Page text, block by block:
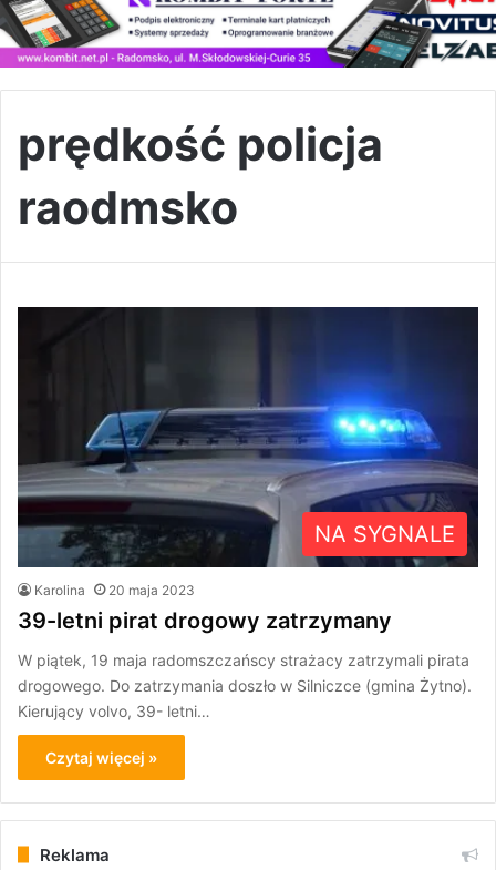
prędkość policja
raodmsko
NA SYGNALE
Karolina 20 maja 2023
39-letni pirat drogowy zatrzymany
W piątek, 19 maja radomszczańscy strażacy zatrzymali pirata
drogowego. Do zatrzymania doszło w Silniczce (gmina Żytno).
Kierujący volvo, 39- letni…
Czytaj więcej »
Reklama